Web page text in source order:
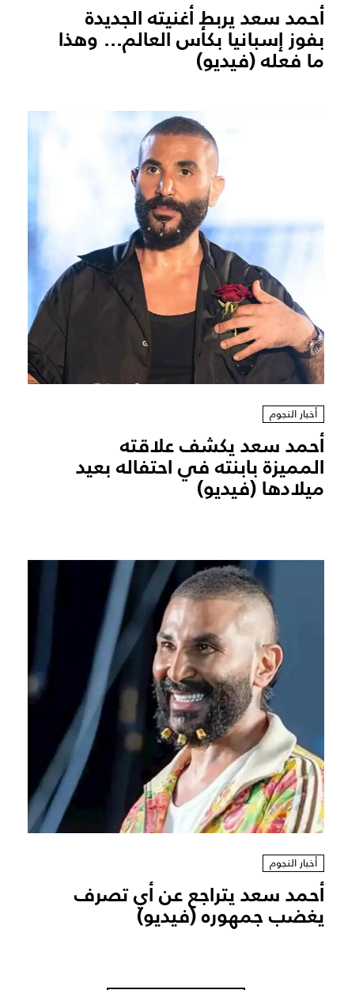
أحمد سعد يربط أغنيته الجديدة
بفوز إسبانيا بكأس العالم... وهذا
ما فعله (فيديو)
أخبار النجوم
أحمد سعد يكشف علاقته
المميزة بابنته في احتفاله بعيد
ميلادها (فيديو)
أخبار النجوم
أحمد سعد يتراجع عن أي تصرف
يغضب جمهوره (فيديو)